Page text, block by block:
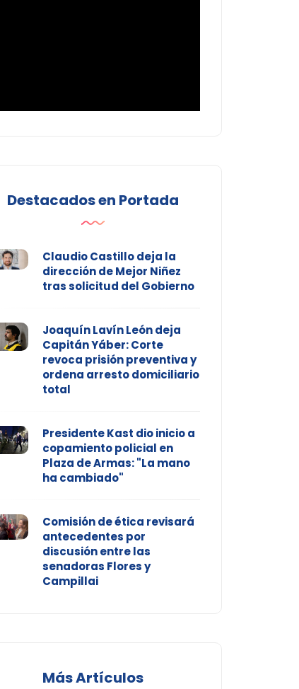
Destacados en Portada
Claudio Castillo deja la
dirección de Mejor Niñez
tras solicitud del Gobierno
Joaquín Lavín León deja
Capitán Yáber: Corte
revoca prisión preventiva y
ordena arresto domiciliario
total
Presidente Kast dio inicio a
copamiento policial en
Plaza de Armas: "La mano
ha cambiado"
Comisión de ética revisará
antecedentes por
discusión entre las
senadoras Flores y
Campillai
Más Artículos